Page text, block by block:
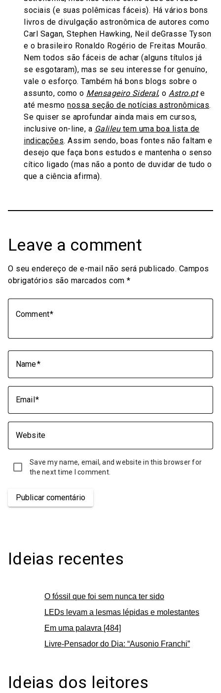
sociais (e suas polêmicas fáceis). Há vários bons
livros de divulgação astronômica de autores como
Carl Sagan, Stephen Hawking, Neil deGrasse Tyson
e o brasileiro Ronaldo Rogério de Freitas Mourão.
Nem todos são fáceis de achar (alguns títulos já
se esgotaram), mas se seu interesse for genuíno,
vale o esforço. Também há bons blogs sobre o
assunto, como o Mensageiro Sideral, o Astro.pte
até mesmo nossa seção de notícias astronômicas.
Se quiser se aprofundar ainda mais em cursos,
inclusive on-line, a Galileu tem uma boa lista de
indicações. Assim sendo, boas fontes não faltam e
desejo que faça bons estudos e mantenha o senso
cítico ligado (mas não a ponto de duvidar de tudo o
que a ciência afirma).
Leave a comment
O seu endereço de e-mail não será publicado. Campos
obrigatórios são marcados com *
Comment
Name
Email
Website
Save my name, email, and website in this browser for
the next time I comment.
Publicar comentário
Ideias recentes
O fóssil que foi sem nunca ter sido
LEDs levam a lesmas lépidas e molestantes
Em uma palavra [484]
Livre-Pensador do Dia: “Ausonio Franchi”
Ideias dos leitores